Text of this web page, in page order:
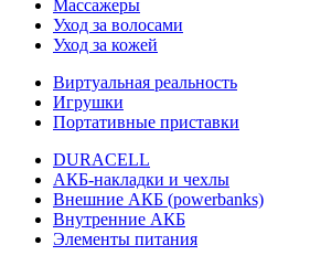
Массажеры
Уход за волосами
Уход за кожей
Виртуальная реальность
Игрушки
Портативные приставки
DURACELL
АКБ-накладки и чехлы
Внешние АКБ (powerbanks)
Внутренние АКБ
Элементы питания